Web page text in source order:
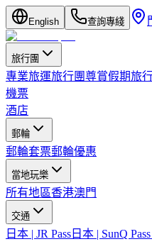
English 查詢專綫
旅行團
專業旅運旅行團尊賞假期旅
機票
酒店
郵輪
郵輪套票郵輪優惠
當地玩樂
所有地區香港澳門
交通
日本 | JR Pass 日本 | SunQ Pass